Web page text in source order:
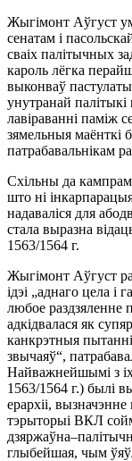
Жыгімонт Аўгуст
сенатам і
сваіх палітычных
кароль лёгка
выконваў
унутранай
лавіраванні паміж
зямельныя маёнткі
патрабавальнікам
Схільны да
што ні
надаваліся для
стала выразна
1563/1564 г.
Жыгімонт Аўгуст
ідэі „аднаго цела
любое раздзяленне
адкідвалася як
канкрэтныя
звычаяў“,
Найважнейшымі з
1563/1564 г.) былі
ерархіі,
тэрыторыі ВКЛ
глыбейшая, чым